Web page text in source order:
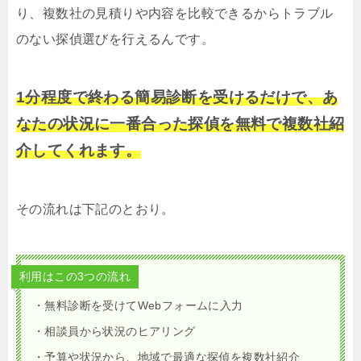
り、複数社の見積りや内容を比較できるからトラブル
のない探偵選びを行えるんです。
1分程度で終わる簡易診断を受けるだけで、あ
なたの状況に一番合った探偵を無料で複数社紹
介してくれます。
その流れは下記のとおり。
利用はこの3つの流れ
・無料診断を受けてWebフォームに入力
・相談員から状況のヒアリング
・予算や状況から、地域で最適な探偵を複数社紹介